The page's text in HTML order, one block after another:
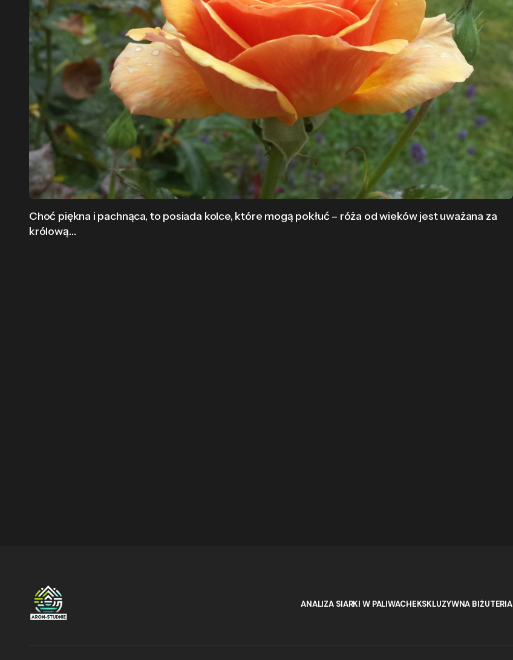
Choć piękna i pachnąca, to posiada kolce, które mogą pokłuć – róża od wieków jest uważana za
królową…
ANALIZA SIARKI W PALIWACHEKSKLUZYWNA BIŻUTERIA